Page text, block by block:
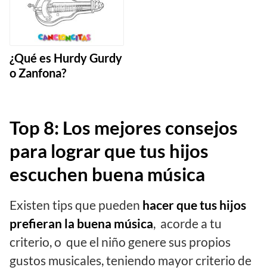
¿Qué es Hurdy Gurdy
o Zanfona?
Top 8: Los mejores consejos
para lograr que tus hijos
escuchen buena música
Existen tips que pueden hacer que tus hijos
prefieran la buena música, acorde a tu
criterio, o que el niño genere sus propios
gustos musicales, teniendo mayor criterio de